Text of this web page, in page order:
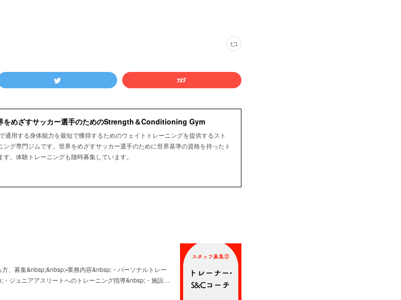
をめざすサッカー選手のためのStrength＆Conditioning Gym
通用する身体能力を最短で獲得するためのウェイトトレーニングを提供するスト
ング専門ジムです。世界をめざすサッカー選手のために世界基準の資格を持ったト
。体験トレーニングも随時募集しています。
、募集&nbsp;&nbsp;▫️業務内容&nbsp;・パーソナルトレー
・ジュニアアスリートへのトレーニング指導&nbsp;・施設…